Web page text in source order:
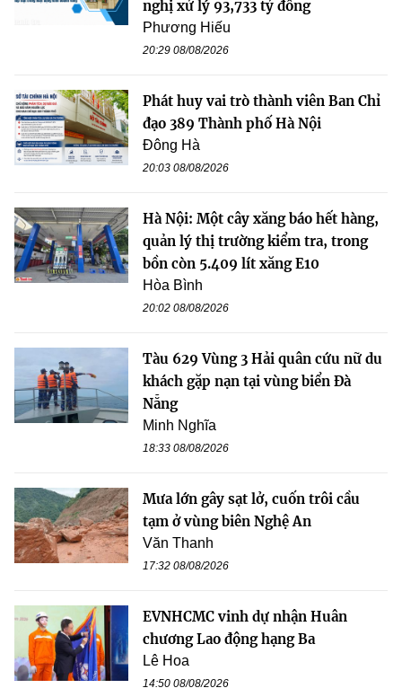
nghị xử lý 93,733 tỷ đồng
Phương Hiếu
20:29 08/08/2026
Phát huy vai trò thành viên Ban Chỉ
đạo 389 Thành phố Hà Nội
Đông Hà
20:03 08/08/2026
Hà Nội: Một cây xăng báo hết hàng,
quản lý thị trường kiểm tra, trong
bồn còn 5.409 lít xăng E10
Hòa Bình
20:02 08/08/2026
Tàu 629 Vùng 3 Hải quân cứu nữ du
khách gặp nạn tại vùng biển Đà
Nẵng
Minh Nghĩa
18:33 08/08/2026
Mưa lớn gây sạt lở, cuốn trôi cầu
tạm ở vùng biên Nghệ An
Văn Thanh
17:32 08/08/2026
EVNHCMC vinh dự nhận Huân
chương Lao động hạng Ba
Lê Hoa
14:50 08/08/2026